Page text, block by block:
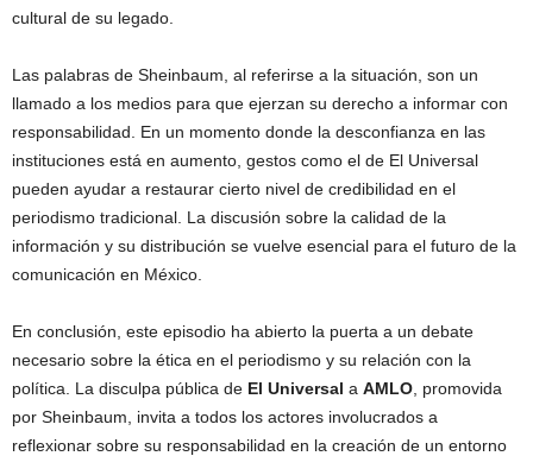
cultural de su legado.
Las palabras de Sheinbaum, al referirse a la situación, son un
llamado a los medios para que ejerzan su derecho a informar con
responsabilidad. En un momento donde la desconfianza en las
instituciones está en aumento, gestos como el de El Universal
pueden ayudar a restaurar cierto nivel de credibilidad en el
periodismo tradicional. La discusión sobre la calidad de la
información y su distribución se vuelve esencial para el futuro de la
comunicación en México.
En conclusión, este episodio ha abierto la puerta a un debate
necesario sobre la ética en el periodismo y su relación con la
política. La disculpa pública de El Universal a AMLO , promovida
por Sheinbaum, invita a todos los actores involucrados a
reflexionar sobre su responsabilidad en la creación de un entorno